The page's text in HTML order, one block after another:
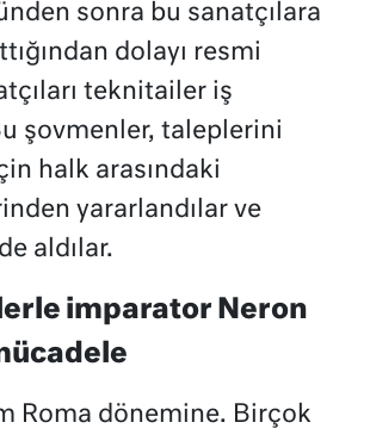
sonra bu sanatçılara
dolayı resmi
teknitailer iş
şovmenler, taleplerini
halk arasındaki
yararlandılar ve
aldılar.
imparator Neron
Roma dönemine. Birçok